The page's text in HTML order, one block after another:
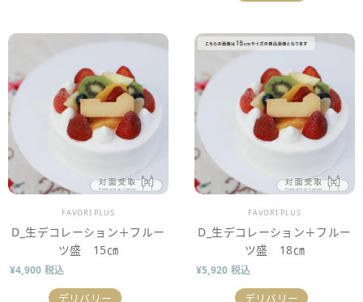
販売業者
FAVORI PLUS
D_生デコレーション＋フルー
ツ盛 15㎝
¥4,900 税込
デリバリー
販売業者
FAVORI PLUS
D_生デコレーション＋フルー
ツ盛 18㎝
¥5,920 税込
デリバリー